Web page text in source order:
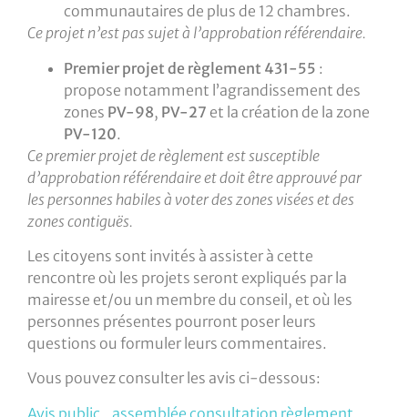
communautaires de plus de 12 chambres.
Ce projet n’est pas sujet à l’approbation référendaire.
Premier projet de règlement 431-55 :
propose notamment l’agrandissement des
zones PV-98, PV-27 et la création de la zone
PV-120.
Ce premier projet de règlement est susceptible
d’approbation référendaire et doit être approuvé par
les personnes habiles à voter des zones visées et des
zones contiguës.
Les citoyens sont invités à assister à cette
rencontre où les projets seront expliqués par la
mairesse et/ou un membre du conseil, et où les
personnes présentes pourront poser leurs
questions ou formuler leurs commentaires.
Vous pouvez consulter les avis ci-dessous:
Avis public_assemblée consultation règlement